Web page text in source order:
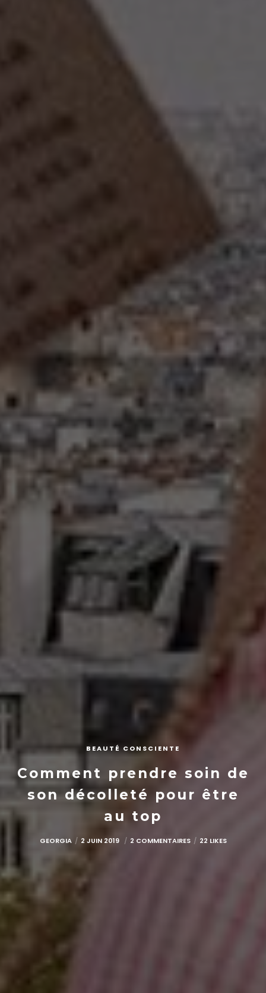
BEAUTÉ CONSCIENTE
Comment prendre soin de
son décolleté pour être
au top
GEORGIA 2 JUIN 2019 2 COMMENTAIRES 22 LIKES